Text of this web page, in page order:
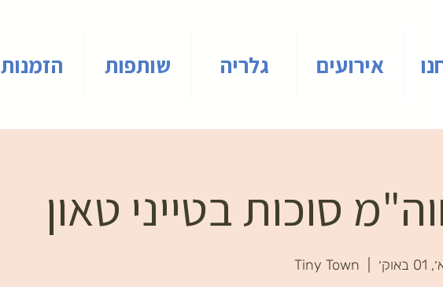
אירועים גלריה שותפות הזמנות
סוכות בטייני טאון
Tiny Town